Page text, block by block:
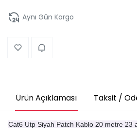
Aynı Gün Kargo
Ürün Açıklaması Taksit /
Cat6 Utp Siyah Patch Kablo 20 metre 23